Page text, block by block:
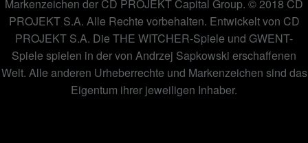
Markenzeichen der CD PROJEKT Capital Group. © 2018 CD
PROJEKT S.A. Alle Rechte vorbehalten. Entwickelt von CD
PROJEKT S.A. Die THE WITCHER-Spiele und GWENT-
Spiele spielen in der von Andrzej Sapkowski erschaffenen
Welt. Alle anderen Urheberrechte und Markenzeichen sind das
Eigentum ihrer jeweiligen Inhaber.